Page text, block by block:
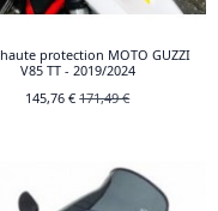
protection MOTO GUZZI
V85 TT - 2019/2024
145,76 €171,49 €